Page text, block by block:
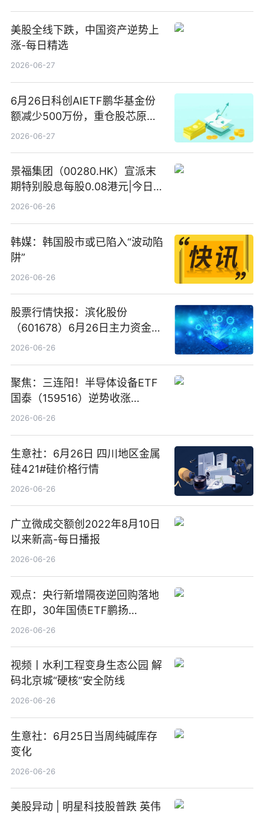
美股全线下跌，中国资产逆势上
涨-每日精选
2026-06-27
6月26日科创AIETF鹏华基金份
额减少500万份，重仓股芯原股
份、寒武纪、澜起科技 观速讯
2026-06-27
景福集团（00280.HK）宣派末
期特别股息每股0.08港元|今日快
看
2026-06-26
韩媒：韩国股市或已陷入“波动陷
阱”
2026-06-26
股票行情快报：滨化股份
（601678）6月26日主力资金净
卖出5964.34万元
2026-06-26
聚焦：三连阳！半导体设备ETF
国泰（159516）逆势收涨
3.5%，近10日累计净流入超65
2026-06-26
生意社：6月26日 四川地区金属
硅421#硅价格行情
2026-06-26
广立微成交额创2022年8月10日
以来新高-每日播报
2026-06-26
观点：央行新增隔夜逆回购落地
在即，30年国债ETF鹏扬
(511090) 盘中小幅上涨
2026-06-26
视频丨水利工程变身生态公园 解
码北京城“硬核”安全防线
2026-06-26
生意社：6月25日当周纯碱库存
变化
2026-06-26
美股异动 | 明星科技股普跌 英伟